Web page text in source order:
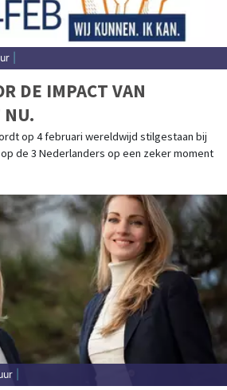
DE IMPACT VAN
NU.
op 4 februari wereldwijd stilgestaan bij
de 3 Nederlanders op een zeker moment